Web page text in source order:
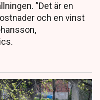
”Det är en
och en vinst